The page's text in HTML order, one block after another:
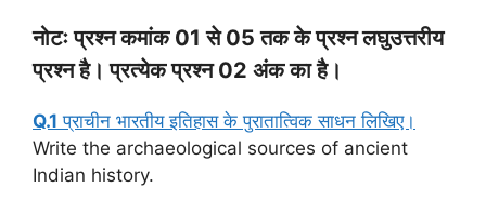
नोटः प्रश्न कमांक 01 से 05 तक के प्रश्न लघुउत्तरीय
प्रश्न है। प्रत्येक प्रश्न 02 अंक का है।
Q.1 प्राचीन भारतीय इतिहास के पुरातात्विक साधन लिखिए।
Write the archaeological sources of ancient
Indian history.